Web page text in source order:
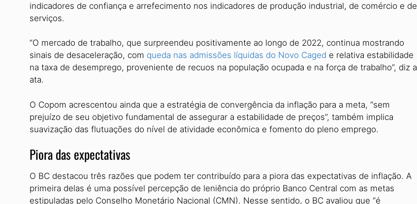
indicadores de confiança e arrefecimento nos indicadores de produção industrial, de comércio e de
serviços.
“O mercado de trabalho, que surpreendeu positivamente ao longo de 2022, continua mostrando
sinais de desaceleração, com queda nas admissões líquidas do Novo Caged e relativa estabilidade
na taxa de desemprego, proveniente de recuos na população ocupada e na força de trabalho”, diz a
ata.
O Copom acrescentou ainda que a estratégia de convergência da inflação para a meta, “sem
prejuízo de seu objetivo fundamental de assegurar a estabilidade de preços”, também implica
suavização das flutuações do nível de atividade econômica e fomento do pleno emprego.
Piora das expectativas
O BC destacou três razões que podem ter contribuído para a piora das expectativas de inflação. A
primeira delas é uma possível percepção de leniência do próprio Banco Central com as metas
estipuladas pelo Conselho Monetário Nacional (CMN). Nesse sentido, o BC avaliou que “é